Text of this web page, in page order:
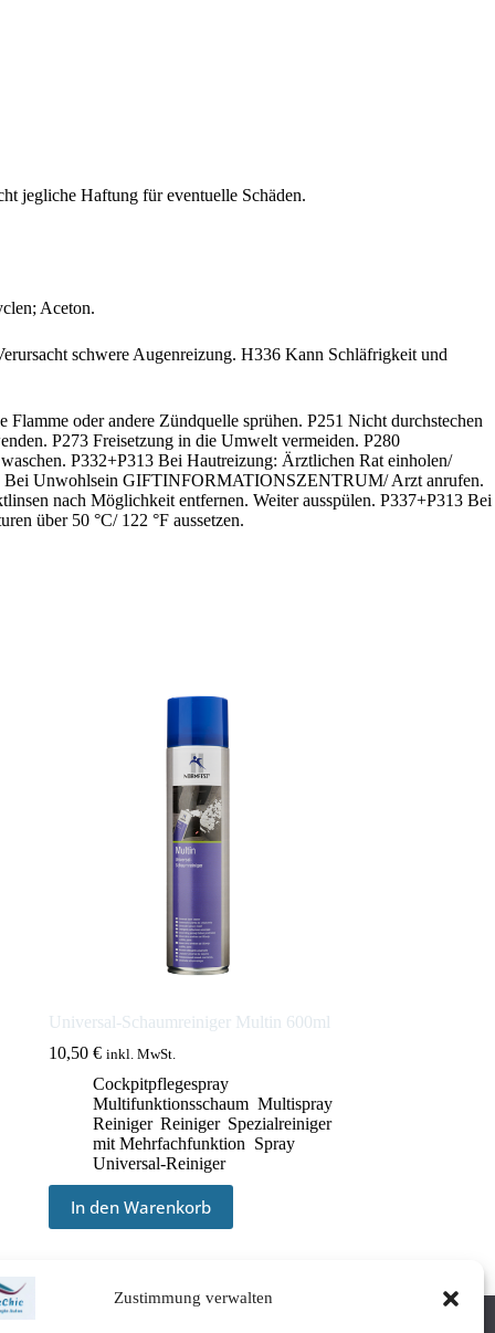
Zustimmung verwalten
jegliche Haftung für eventuelle Schäden.
Aceton.
schwere Augenreizung. H336 Kann Schläfrigkeit und
oder andere Zündquelle sprühen. P251 Nicht durchstechen
P273 Freisetzung in die Umwelt vermeiden. P280
P332+P313 Bei Hautreizung: Ärztlichen Rat einholen/
Bei Unwohlsein GIFTINFORMATIONSZENTRUM/ Arzt anrufen.
nach Möglichkeit entfernen. Weiter ausspülen. P337+P313 Bei
über 50 °C/ 122 °F aussetzen.
Universal-Schaumreiniger Multin 600ml
10,50 € inkl. MwSt.
Cockpitpflegespray,
Multifunktionsschaum, Multispray,
Reiniger, Reiniger, Spezialreiniger
mit Mehrfachfunktion Spray,
Universal-Reiniger
In den Warenkorb
(EU) Impressum Datenschutzerklärung